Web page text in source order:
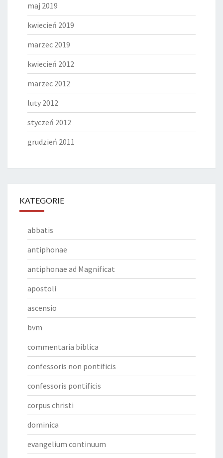
maj 2019
kwiecień 2019
marzec 2019
kwiecień 2012
marzec 2012
luty 2012
styczeń 2012
grudzień 2011
KATEGORIE
abbatis
antiphonae
antiphonae ad Magnificat
apostoli
ascensio
bvm
commentaria biblica
confessoris non pontificis
confessoris pontificis
corpus christi
dominica
evangelium continuum